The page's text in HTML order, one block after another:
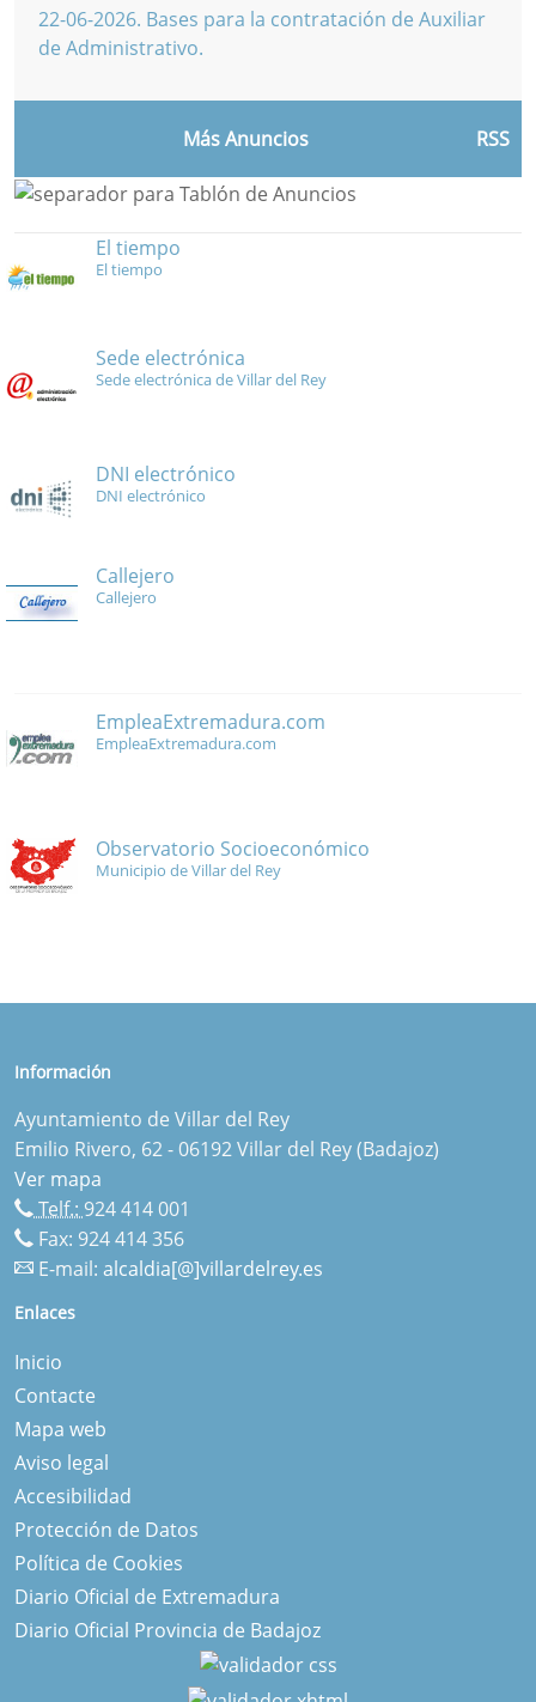
22-06-2026. Bases para la contratación de Auxiliar
de Administrativo.
Más Anuncios RSS
El tiempo
El tiempo
Sede electrónica
Sede electrónica de Villar del Rey
DNI electrónico
DNI electrónico
Callejero
Callejero
EmpleaExtremadura.com
EmpleaExtremadura.com
Observatorio Socioeconómico
Municipio de Villar del Rey
Información
Ayuntamiento de Villar del Rey
Emilio Rivero, 62 - 06192 Villar del Rey (Badajoz)
Ver mapa
Telf.: 924 414 001
Fax: 924 414 356
E-mail: alcaldia[@]villardelrey.es
Enlaces
Inicio
Contacte
Mapa web
Aviso legal
Accesibilidad
Protección de Datos
Política de Cookies
Diario Oficial de Extremadura
Diario Oficial Provincia de Badajoz